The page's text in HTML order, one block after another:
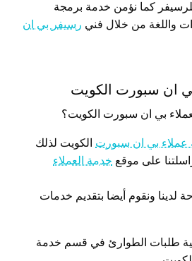
كما نؤمن خدمة برمجة
واللغة من خلال فني رسيفر بي ان
ان سبورت الكويت
بي ان سبورت الكويت؟
عملاء بي ان سبورت الكويت لذلك
على موقع خدمة العملاء
لدينا ونقوم أيضا بتقديم خدمات
طلبات الطوارئ في قسم خدمة